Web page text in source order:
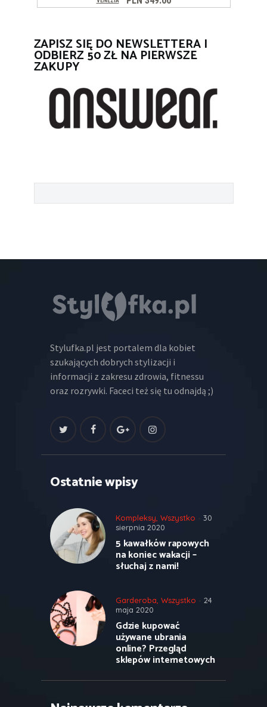
ZAPISZ SIĘ DO NEWSLETTERA I
ODBIERZ 50 ZŁ NA PIERWSZE
ZAKUPY
Stylufka.pl jest portalem dla kobiet
szukających dobrych stylizacji i
informacji z zakresu zdrowia, fitnessu
oraz rozrywki. Faceci też się tu odnajdą ;)
Ostatnie wpisy
Kompleksy, Wszystko
30
sierpnia 2020
5 kawałków rapowych
na koniec wakacji –
słuchaj z nami!
Garderoba, Wszystko
24
maja 2020
Gdzie kupować
używane ubrania
online? Przegląd
sklepów internetowych